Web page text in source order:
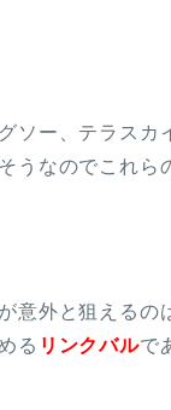
ソー、テラスカ
うなのでこれ
意外と狙えるの
る リンクバルで